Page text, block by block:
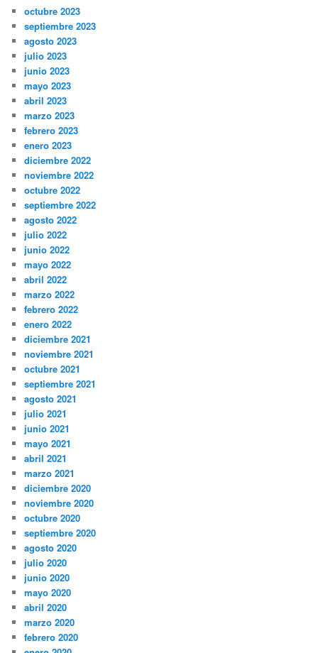
octubre 2023
septiembre 2023
agosto 2023
julio 2023
junio 2023
mayo 2023
abril 2023
marzo 2023
febrero 2023
enero 2023
diciembre 2022
noviembre 2022
octubre 2022
septiembre 2022
agosto 2022
julio 2022
junio 2022
mayo 2022
abril 2022
marzo 2022
febrero 2022
enero 2022
diciembre 2021
noviembre 2021
octubre 2021
septiembre 2021
agosto 2021
julio 2021
junio 2021
mayo 2021
abril 2021
marzo 2021
diciembre 2020
noviembre 2020
octubre 2020
septiembre 2020
agosto 2020
julio 2020
junio 2020
mayo 2020
abril 2020
marzo 2020
febrero 2020